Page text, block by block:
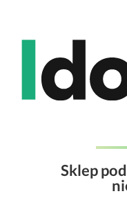
Sklep